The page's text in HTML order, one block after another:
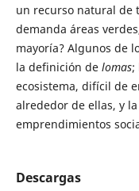
un recurso natural de
demanda áreas
mayoría? Algunos de
la definición de lomas;
ecosistema, difícil de
alrededor de ellas, y
emprendimientos
Descargas